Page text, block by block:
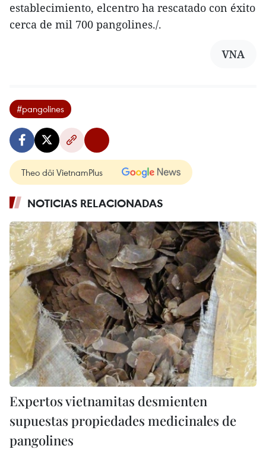
establecimiento, elcentro ha rescatado con éxito
cerca de mil 700 pangolines./.
VNA
#pangolines
Theo dõi VietnamPlus
NOTICIAS RELACIONADAS
Expertos vietnamitas desmienten
supuestas propiedades medicinales de
pangolines